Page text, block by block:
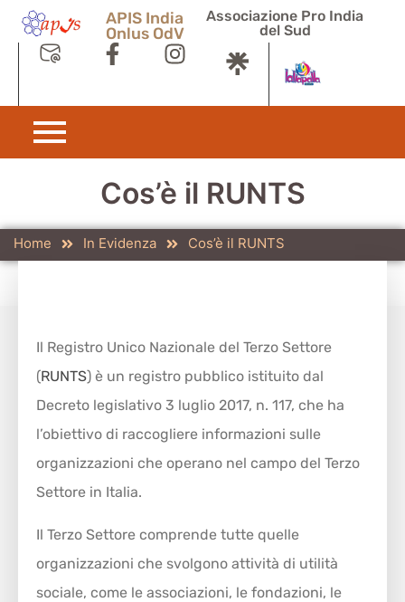
APIS India
Onlus OdV
Associazione Pro India
del Sud
Cos’è il RUNTS
Home In Evidenza Cos’è il RUNTS
Il Registro Unico Nazionale del Terzo Settore
(RUNTS) è un registro pubblico istituito dal
Decreto legislativo 3 luglio 2017, n. 117, che ha
l’obiettivo di raccogliere informazioni sulle
organizzazioni che operano nel campo del Terzo
Settore in Italia.
Il Terzo Settore comprende tutte quelle
organizzazioni che svolgono attività di utilità
sociale, come le associazioni, le fondazioni, le